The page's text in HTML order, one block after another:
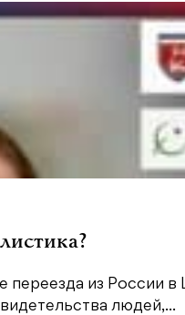
переезда из России
людей,...